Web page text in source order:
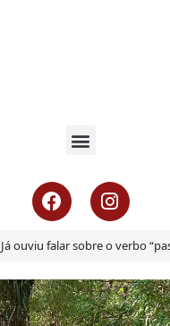
ouviu falar sobre o verbo